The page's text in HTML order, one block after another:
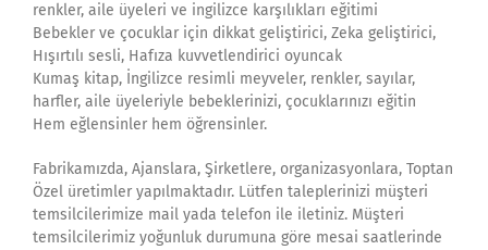
renkler, aile üyeleri ve ingilizce karşılıkları eğitimi
Bebekler ve çocuklar için dikkat geliştirici, Zeka geliştirici,
Hışırtılı sesli, Hafıza kuvvetlendirici oyuncak
Kumaş kitap, İngilizce resimli meyveler, renkler, sayılar,
harfler, aile üyeleriyle bebeklerinizi, çocuklarınızı eğitin
Hem eğlensinler hem öğrensinler.
Fabrikamızda, Ajanslara, Şirketlere, organizasyonlara, Toptan
Özel üretimler yapılmaktadır. Lütfen taleplerinizi müşteri
temsilcilerimize mail yada telefon ile iletiniz. Müşteri
temsilcilerimiz yoğunluk durumuna göre mesai saatlerinde